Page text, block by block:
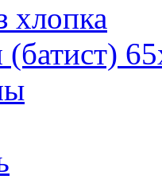
хлопка
(батист)